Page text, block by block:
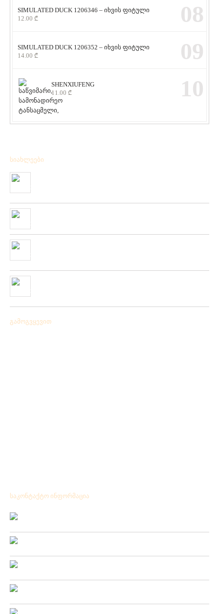
SIMULATED DUCK 1206346 – იხვის ფიტული
12.00 ₾ 08
SIMULATED DUCK 1206352 – იხვის ფიტული
14.00 ₾ 09
SHENXIUFENG
11.00 ₾ 10
სიახლეები
გამოგვყევით
საკონტაქტო ინფორმაცია